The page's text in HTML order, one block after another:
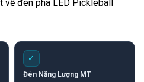
đèn pha LED Pickleball
✓
Đèn Năng Lượng MT